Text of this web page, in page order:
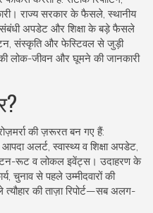
राज्य सरकार के फैसले, स्थानीय
अपडेट और शिक्षा के बड़े फैसले
संस्कृति और फेस्टिवल से जुड़ी
लोक-जीवन और घूमने की जानकारी
की ज़रूरत बन गए हैं:
अलर्ट, स्वास्थ्य व शिक्षा अपडेट,
रूट व लोकल इवेंट्स। उदाहरण के
चुनाव से पहले उम्मीदवारों की
की ताज़ा रिपोर्ट—सब अलग-